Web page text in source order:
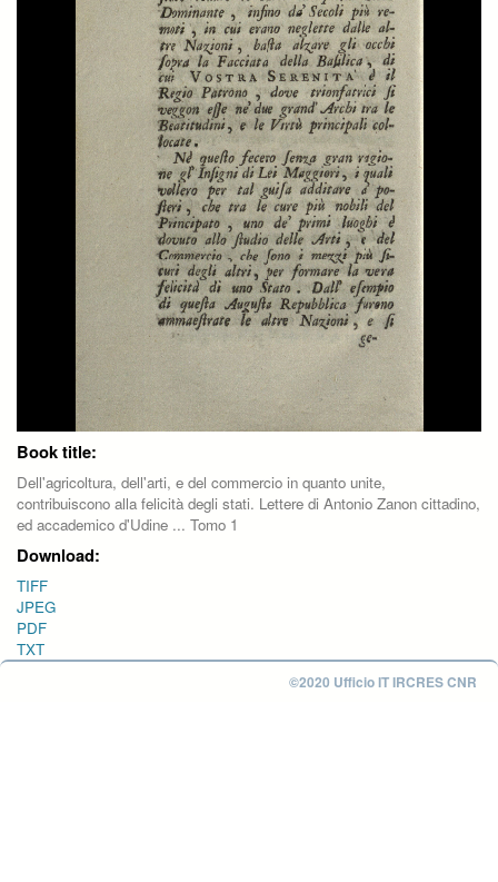
Book title:
Dell'agricoltura, dell'arti, e del commercio in quanto unite,
contribuiscono alla felicità degli stati. Lettere di Antonio Zanon cittadino,
ed accademico d'Udine ... Tomo 1
Download:
TIFF
JPEG
PDF
TXT
©2020 Ufficio IT IRCRES CNR